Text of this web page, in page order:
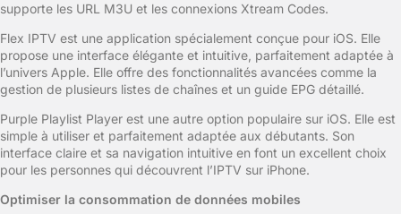
supporte les URL M3U et les connexions Xtream Codes.
Flex IPTV est une application spécialement conçue pour iOS. Elle
propose une interface élégante et intuitive, parfaitement adaptée à
l’univers Apple. Elle offre des fonctionnalités avancées comme la
gestion de plusieurs listes de chaînes et un guide EPG détaillé.
Purple Playlist Player est une autre option populaire sur iOS. Elle est
simple à utiliser et parfaitement adaptée aux débutants. Son
interface claire et sa navigation intuitive en font un excellent choix
pour les personnes qui découvrent l’IPTV sur iPhone.
Optimiser la consommation de données mobiles